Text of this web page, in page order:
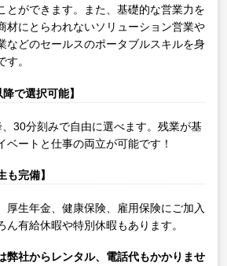
とができます。また、基礎的な営業力を
材にとらわれないソリューション営業や
などのセールスのポータブルスキルを身
。
で選択可能】
30分刻みで自由に選べます。残業が基
ベートと仕事の両立が可能です！
も完備】
厚生年金、健康保険、雇用保険にご加入
ん有給休暇や特別休暇もあります。
弊社からレンタル、電話代もかかりませ